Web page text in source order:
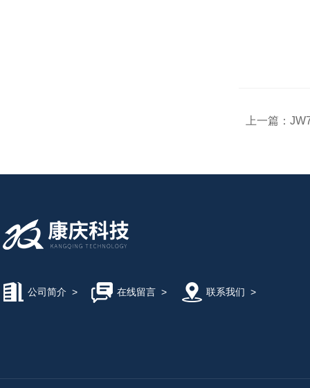
上一篇：
公司简介 > 在线留言> 联系我们 >